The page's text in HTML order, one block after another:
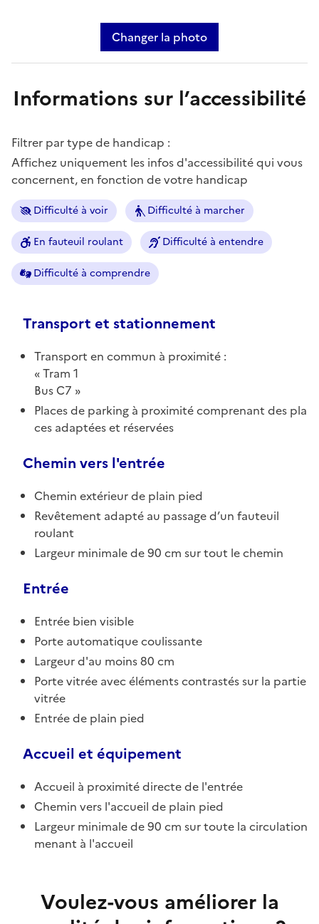
Changer la photo
Informations sur l’accessibilité
Filtrer par type de handicap :
Affichez uniquement les infos d'accessibilité qui vous
concernent, en fonction de votre handicap
Difficulté à voir Difficulté à marcher
En fauteuil roulant Difficulté à entendre
Difficulté à comprendre
Transport et stationnement
Transport en commun à proximité :
Tram 1
Bus C7
Places de parking à proximité comprenant des pla
ces adaptées et réservées
Chemin vers l'entrée
Chemin extérieur de plain pied
Revêtement adapté au passage d’un fauteuil
roulant
Largeur minimale de 90 cm sur tout le chemin
Entrée
Entrée bien visible
Porte automatique coulissante
Largeur d'au moins 80 cm
Porte vitrée avec éléments contrastés sur la partie
vitrée
Entrée de plain pied
Accueil et équipement
Accueil à proximité directe de l'entrée
Chemin vers l'accueil de plain pied
Largeur minimale de 90 cm sur toute la circulation
menant à l'accueil
Voulez-vous améliorer la